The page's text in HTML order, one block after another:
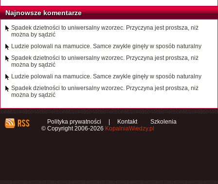
Najnowsze komentarze
Spadek dzietności to uniwersalny wzorzec. Przyczyna jest prostsza, niż
można by sądzić
Ludzie polowali na mamucice. Samce zwykle ginęły w sposób naturalny
Spadek dzietności to uniwersalny wzorzec. Przyczyna jest prostsza, niż
można by sądzić
Ludzie polowali na mamucice. Samce zwykle ginęły w sposób naturalny
Spadek dzietności to uniwersalny wzorzec. Przyczyna jest prostsza, niż
można by sądzić
Polityka prywatności | Kontakt
Szkolenia
© Copyright 2006-2026 KopalniaWiedzy.pl